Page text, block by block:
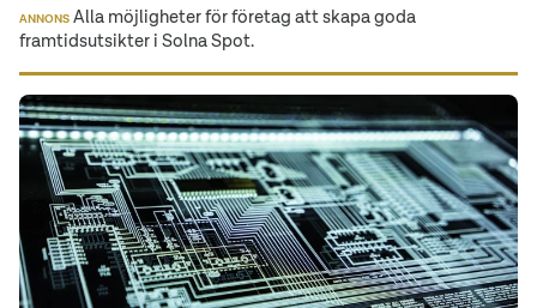
ANNONS Alla möjligheter för företag att skapa goda
framtidsutsikter i Solna Spot.